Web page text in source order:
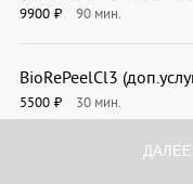
9900 ₽ 90 мин.
BioRePeelCl3
5500 ₽ 30 мин.
Чистка лица